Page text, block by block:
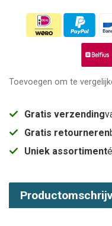
Toevoegen om te
Gratis verzending
Gratis retourneren
Uniek assortiment